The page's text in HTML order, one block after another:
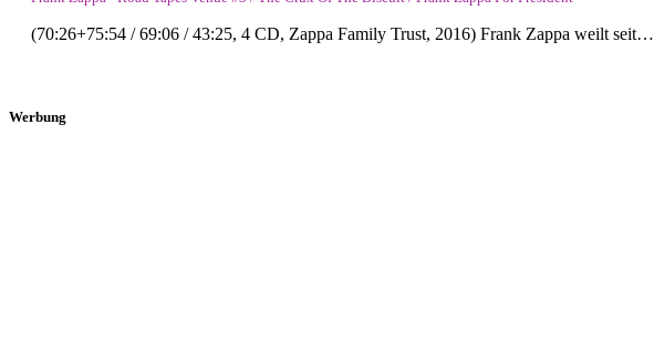
(70:26+75:54 / 69:06 / 43:25, 4 CD, Zappa Family Trust, 2016) Frank Zappa weilt seit…
Werbung